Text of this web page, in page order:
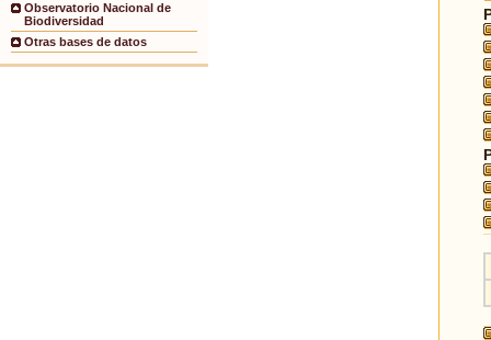
Observatorio Nacional de
Biodiversidad
Otras bases de datos